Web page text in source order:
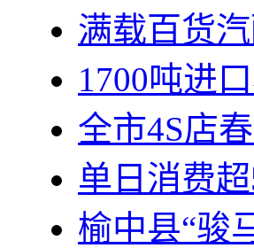
满载百货
1700吨进
全市4S店
单日消费
榆中县“骏